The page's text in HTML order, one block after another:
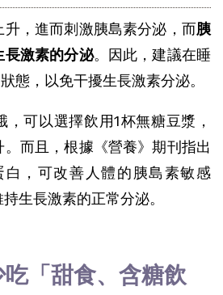
，進而刺激胰島素分泌，而胰
長激素的分泌。因此，建議在睡
態，以免干擾生長激素分泌。
，可以選擇飲用1杯無糖豆漿，
而且，根據《營養》期刊指出
白，可改善人體的胰島素敏感
生長激素的正常分泌。
「甜食、含糖飲